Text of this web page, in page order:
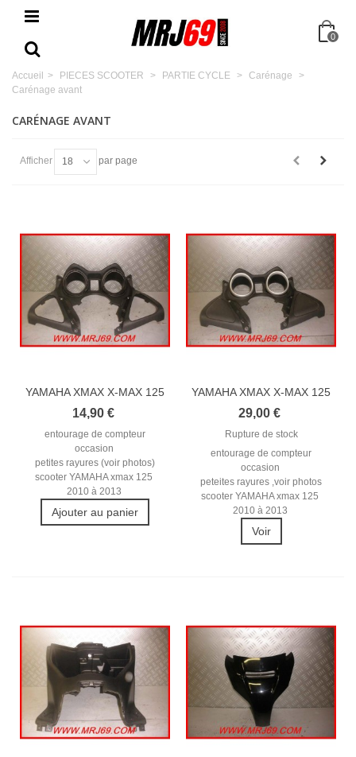
0
Accueil > PIECES SCOOTER > PARTIE CYCLE > Carénage
>
Carénage avant
CARÉNAGE AVANT
Afficher 18 par page
YAMAHA XMAX X-MAX 125
2010-2013...
14,90 €
entourage de compteur
occasion
petites rayures (voir photos)
scooter YAMAHA xmax 125
2010 à 2013
Ajouter au panier
YAMAHA XMAX X-MAX 125
2010-2013...
29,00 €
Rupture de stock
entourage de compteur
occasion
peteites rayures ,voir photos
scooter YAMAHA xmax 125
2010 à 2013
Voir